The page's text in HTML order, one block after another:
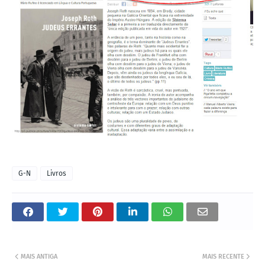
G-N Livros
MAIS RECENTE
MAIS ANTIGA